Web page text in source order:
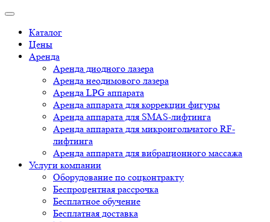
Каталог
Цены
Аренда
Аренда диодного лазера
Аренда неодимового лазера
Аренда LPG аппарата
Аренда аппарата для коррекции фигуры
Аренда аппарата для SMAS-лифтинга
Аренда аппарата для микроигольчатого RF-
лифтинга
Аренда аппарата для вибрационного массажа
Услуги компании
Оборудование по соцконтракту
Беспроцентная рассрочка
Бесплатное обучение
Бесплатная доставка